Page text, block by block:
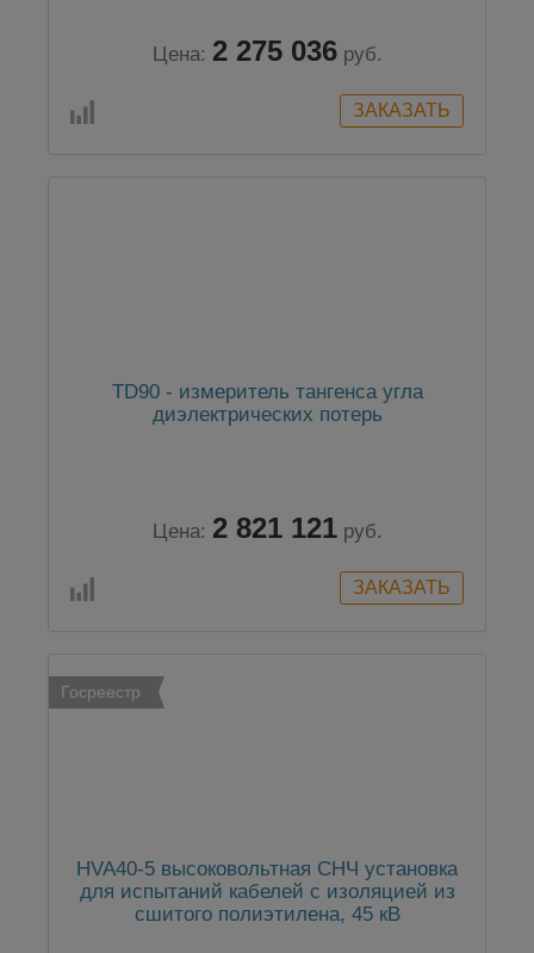
Цена: 2 275 036 руб.
TD90 - измеритель тангенса угла
диэлектрических потерь
Цена: 2 821 121 руб.
Госреестр
HVA40-5 высоковольтная СНЧ установка
для испытаний кабелей с изоляцией из
сшитого полиэтилена, 45 кВ